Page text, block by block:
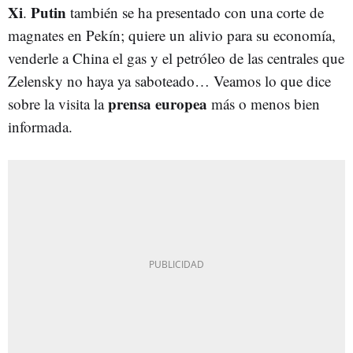
Xi. Putin también se ha presentado con una corte de
magnates en Pekín; quiere un alivio para su economía,
venderle a China el gas y el petróleo de las centrales que
Zelensky no haya ya saboteado… Veamos lo que dice
sobre la visita laprensa europea más o menos bien
informada.